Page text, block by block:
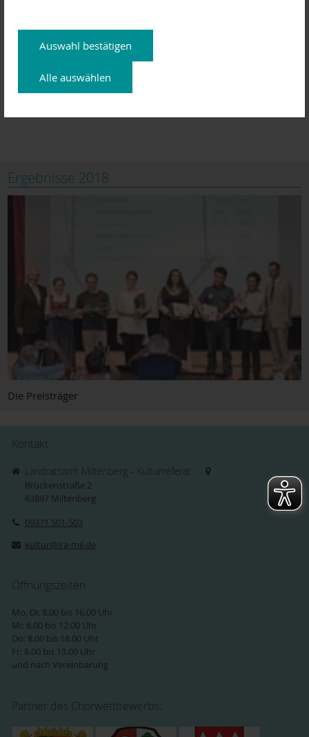
Auswahl bestätigen
Alle auswählen
Chorwettbewerb 2018
Der Internationale Chorwettbewerb
des Landkreises Miltenberg ist mittlerweile einer
der traditionsreichsten internationa
Ergebnisse 2018
Die Preisträger
Kontakt
Landratsamt Miltenberg - Kulturreferat
Brückenstraße 2
63897 Miltenberg
09371 501-503
kultur@lra-mil.de
Öffnungszeiten
Mo, Di: 8.00 bis 16.00 Uhr
Mi: 8.00 bis 12.00 Uhr
Do: 8.00 bis 18.00 Uhr
Fr: 8.00 bis 13.00 Uhr
und nach Vereinbarung
Partner des Chorwettbewerbs: